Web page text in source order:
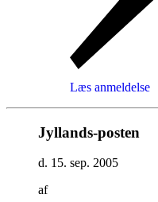
Læs anmeldelse
Jyllands-posten
d. 15. sep. 2005
af